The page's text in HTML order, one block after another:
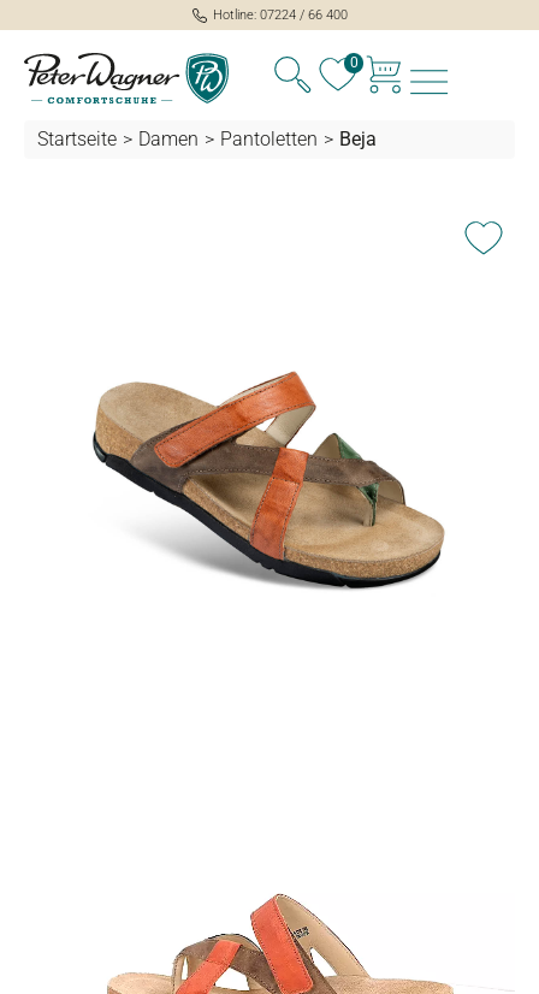
springen
Hotline: 07224 / 66 400
0
Startseite > Damen > Pantoletten > Beja